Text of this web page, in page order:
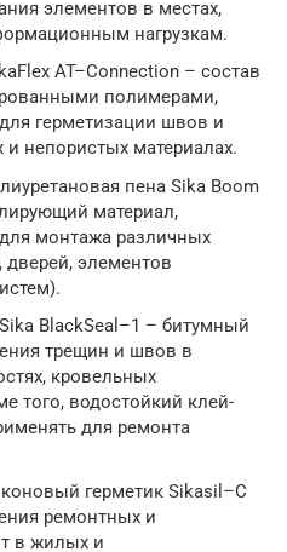
элементов в местах,
нагрузкам.
AT–Connection – состав
полимерами,
герметизации швов и
непористых материалах.
пена Sika Boom
материал,
монтажа различных
дверей, элементов
BlackSeal–1 – битумный
трещин и швов в
кровельных
того, водостойкий клей-
для ремонта
герметик Sikasil–C
ремонтных и
в жилых и